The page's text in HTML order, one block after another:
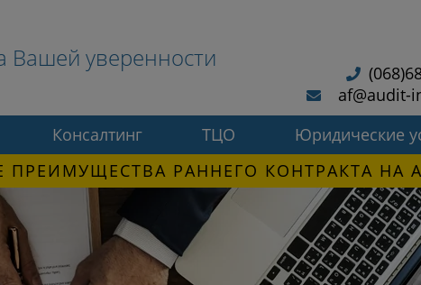
Вашей уверенности
af@audit-
Консалтинг ТЦО Юридические
ПРЕИМУЩЕСТВА РАННЕГО КОНТРАКТА НА